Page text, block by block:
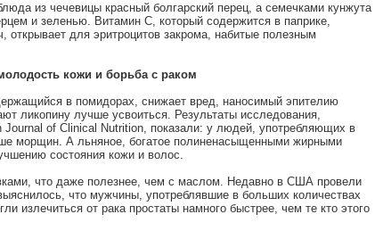
из чечевицы красный болгарский перец, а семечками кунжута
и зеленью. Витамин С, который содержится в паприке,
открывает для эритроцитов закрома, набитые полезным
кожи и борьба с раком
в помидорах, снижает вред, наносимый эпителию
ликопину лучше усвоиться. Результаты исследования,
Journal of Clinical Nutrition, показали: у людей, употребляющих в
морщин. А льняное, богатое полиненасыщенными жирными
состояния кожи и волос.
что даже полезнее, чем с маслом. Недавно в США провели
что мужчины, употреблявшие в больших количествах
излечиться от рака простаты намного быстрее, чем те кто этого